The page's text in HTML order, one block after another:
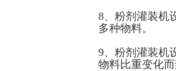
8、粉剂灌装机
多种物料。
9、粉剂灌装机
物料比重变化